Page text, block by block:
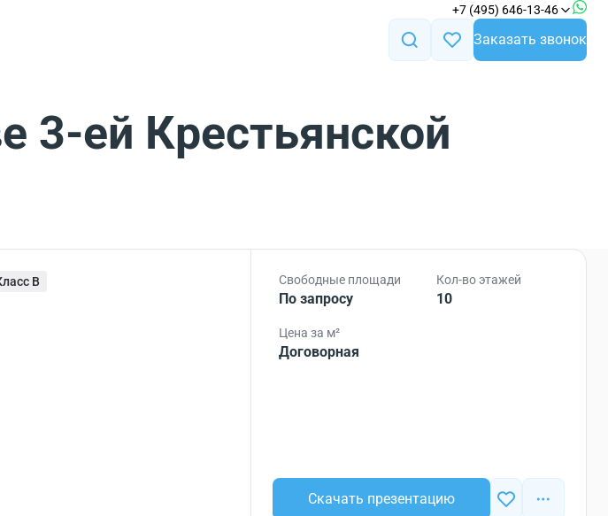
+7 (495) 646-13-46
Заказать звонок
3-ей Крестьянской
B Свободные площади
По запросу
Кол-во этажей
10
Цена за м²
Договорная
Скачать презентацию